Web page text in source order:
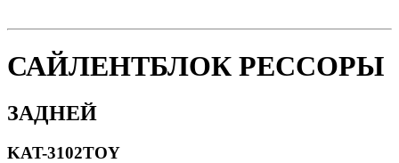
САЙЛЕНТБЛОК РЕССОРЫ
ЗАДНЕЙ
KAT-3102TOY